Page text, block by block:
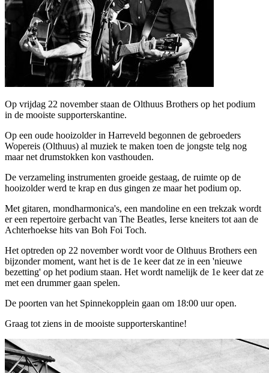
Op vrijdag 22 november staan de Olthuus Brothers op het podium
in de mooiste supporterskantine.
Op een oude hooizolder in Harreveld begonnen de gebroeders
Wopereis (Olthuus) al muziek te maken toen de jongste telg nog
maar net drumstokken kon vasthouden.
De verzameling instrumenten groeide gestaag, de ruimte op de
hooizolder werd te krap en dus gingen ze maar het podium op.
Met gitaren, mondharmonica's, een mandoline en een trekzak wordt
er een repertoire gerbacht van The Beatles, Ierse kneiters tot aan de
Achterhoekse hits van Boh Foi Toch.
Het optreden op 22 november wordt voor de Olthuus Brothers een
bijzonder moment, want het is de 1e keer dat ze in een 'nieuwe
bezetting' op het podium staan. Het wordt namelijk de 1e keer dat ze
met een drummer gaan spelen.
De poorten van het Spinnekopplein gaan om 18:00 uur open.
Graag tot ziens in de mooiste supporterskantine!